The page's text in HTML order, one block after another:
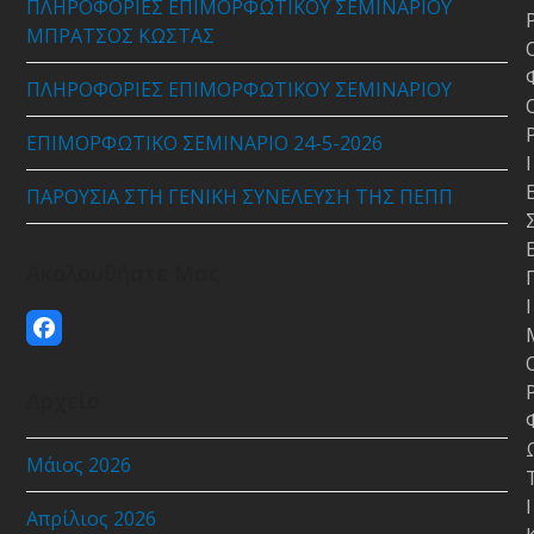
ΠΛΗΡΟΦΟΡΙΕΣ ΕΠΙΜΟΡΦΩΤΙΚΟΥ ΣΕΜΙΝΑΡΙΟΥ
ΜΠΡΑΤΣΟΣ ΚΩΣΤΑΣ
ΠΛΗΡΟΦΟΡΙΕΣ ΕΠΙΜΟΡΦΩΤΙΚΟΥ ΣΕΜΙΝΑΡΙΟΥ
ΕΠΙΜΟΡΦΩΤΙΚΟ ΣΕΜΙΝΑΡΙΟ 24-5-2026
ΠΑΡΟΥΣΙΑ ΣΤΗ ΓΕΝΙΚΗ ΣΥΝΕΛΕΥΣΗ ΤΗΣ ΠΕΠΠ
Facebook
Μάιος 2026
Απρίλιος 2026
Ι
Ι
Ι